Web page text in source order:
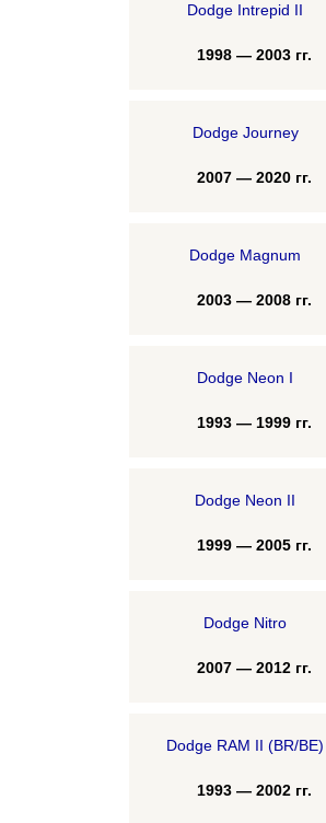
Dodge Intrepid II
1998 — 2003 гг.
Dodge Journey
2007 — 2020 гг.
Dodge Magnum
2003 — 2008 гг.
Dodge Neon I
1993 — 1999 гг.
Dodge Neon II
1999 — 2005 гг.
Dodge Nitro
2007 — 2012 гг.
Dodge RAM II (BR/BE)
1993 — 2002 гг.